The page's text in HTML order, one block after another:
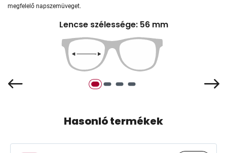
megfelelő napszemüveget.
Lencse szélessége: 56 mm
Hasonló termékek